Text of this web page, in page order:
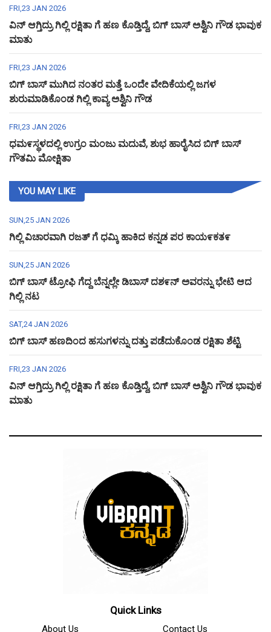
FRI,23 JAN 2026
ವಿನ್ ಆಗ್ತಿದ್ರು ಗಿಲ್ಲಿ ರಕ್ಷಿತಾ ಗೆ ಹಣ ಕೊಡ್ತಿದ್ದೆ, ಬಿಗ್ ಬಾಸ್ ಅಶ್ವಿನಿ ಗೌಡ ಭಾವುಕ
ಮಾತು
FRI,23 JAN 2026
ಬಿಗ್ ಬಾಸ್ ಮುಗಿದ ನಂತರ ಮತ್ತೆ ಒಂದೇ ವೇದಿಕೆಯಲ್ಲಿ ಜಗಳ
ಶುರುಮಾಡಿಕೊಂಡ ಗಿಲ್ಲಿ ಕಾವ್ಯ ಅಶ್ವಿನಿ ಗೌಡ
FRI,23 JAN 2026
ಧಮ೯ಸ್ಥಳದಲ್ಲಿ ಉಗ್ರಂ ಮಂಜು ಮದುವೆ, ಶುಭ ಹಾರೈಸಿದ ಬಿಗ್ ಬಾಸ್
ಗೌತಮಿ ಮೋಕ್ಷಿತಾ
YOU MAY LIKE
SUN,25 JAN 2026
ಗಿಲ್ಲಿ ವಿಚಾರವಾಗಿ ರಜತ್ ಗೆ ಧಮ್ಕಿ ಹಾಕಿದ ಕನ್ನಡ ಪರ ಕಾಯ೯ಕತ೯
SUN,25 JAN 2026
ಬಿಗ್ ಬಾಸ್ ಟ್ರೋಫಿ ಗೆದ್ದ ಬೆನ್ನಲ್ಲೇ ಡಿಬಾಸ್ ದಶ೯ನ್ ಅವರನ್ನು ಭೇಟಿ ಆದ
ಗಿಲ್ಲಿ ನಟ
SAT,24 JAN 2026
ಬಿಗ್ ಬಾಸ್ ಹಣದಿಂದ ಹಸುಗಳನ್ನು ದತ್ತು ಪಡೆದುಕೊಂಡ ರಕ್ಷಿತಾ ಶೆಟ್ಟಿ
FRI,23 JAN 2026
ವಿನ್ ಆಗ್ತಿದ್ರು ಗಿಲ್ಲಿ ರಕ್ಷಿತಾ ಗೆ ಹಣ ಕೊಡ್ತಿದ್ದೆ, ಬಿಗ್ ಬಾಸ್ ಅಶ್ವಿನಿ ಗೌಡ ಭಾವುಕ
ಮಾತು
Quick Links
About Us Contact Us